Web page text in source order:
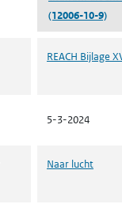
(12006-10-9)
REACH Bijlage
5-3-2024
Naar lucht